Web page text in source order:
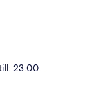
23.00.